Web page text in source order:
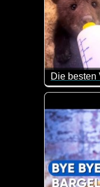
Die besten
Eine tolle